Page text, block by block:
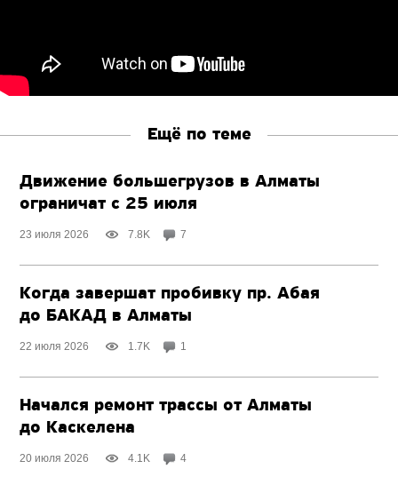
Ещё по теме
Движение большегрузов в Алматы
ограничат с 25 июля
23 июля 2026 7.8K 7
Когда завершат пробивку пр. Абая
до БАКАД в Алматы
22 июля 2026 1.7K 1
Начался ремонт трассы от Алматы
до Каскелена
20 июля 2026 4.1K 4